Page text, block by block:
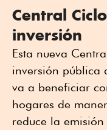
Central
inversión
Esta nueva
inversión pública
va a beneficiar
hogares de
reduce la